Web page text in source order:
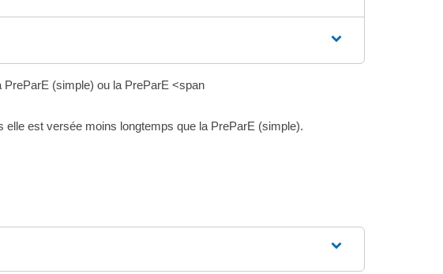
(simple) ou la PreParE <span
est versée moins longtemps que la PreParE (simple).